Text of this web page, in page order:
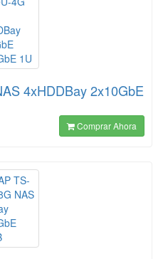
4xHDDBay 2x10GbE
Comprar Ahora